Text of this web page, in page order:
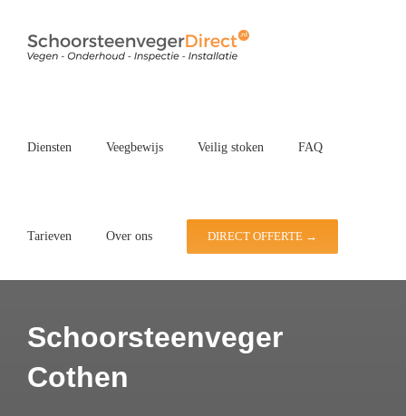
inhoud
Diensten Veegbewijs Veilig stoken FAQ
Tarieven Over ons DIRECT OFFERTE →
Schoorsteenveger
Cothen